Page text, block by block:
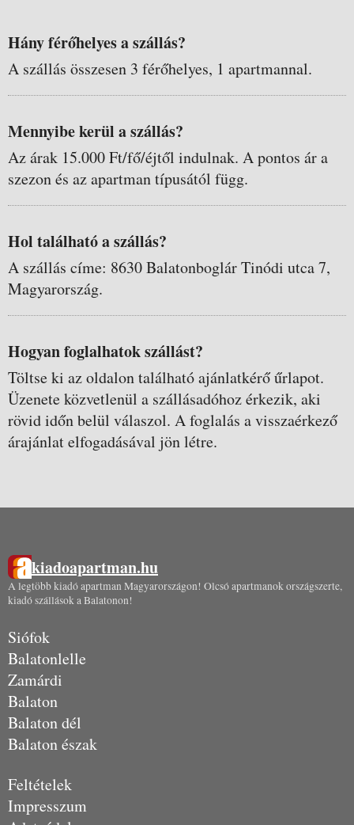
Hány férőhelyes a szállás?
A szállás összesen 3 férőhelyes, 1 apartmannal.
Mennyibe kerül a szállás?
Az árak 15.000 Ft/fő/éjtől indulnak. A pontos ár a
szezon és az apartman típusától függ.
Hol található a szállás?
A szállás címe: 8630 Balatonboglár Tinódi utca 7,
Magyarország.
Hogyan foglalhatok szállást?
Töltse ki az oldalon található ajánlatkérő űrlapot.
Üzenete közvetlenül a szállásadóhoz érkezik, aki
rövid időn belül válaszol. A foglalás a visszaérkező
árajánlat elfogadásával jön létre.
kiadoapartman.hu
A legtöbb kiadó apartman Magyarországon! Olcsó apartmanok országszerte,
kiadó szállások a Balatonon!
Siófok
Balatonlelle
Zamárdi
Balaton
Balaton dél
Balaton észak
Feltételek
Impresszum